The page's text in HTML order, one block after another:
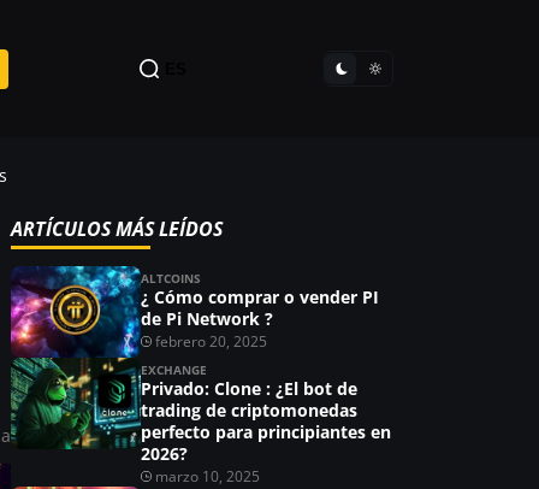
ARTÍCULOS MÁS LEÍDOS
ALTCOINS
¿ Cómo comprar o vender PI
de Pi Network ?
febrero 20, 2025
EXCHANGE
Privado: Clone : ¿El bot de
trading de criptomonedas
perfecto para principiantes en
2026?
marzo 10, 2025